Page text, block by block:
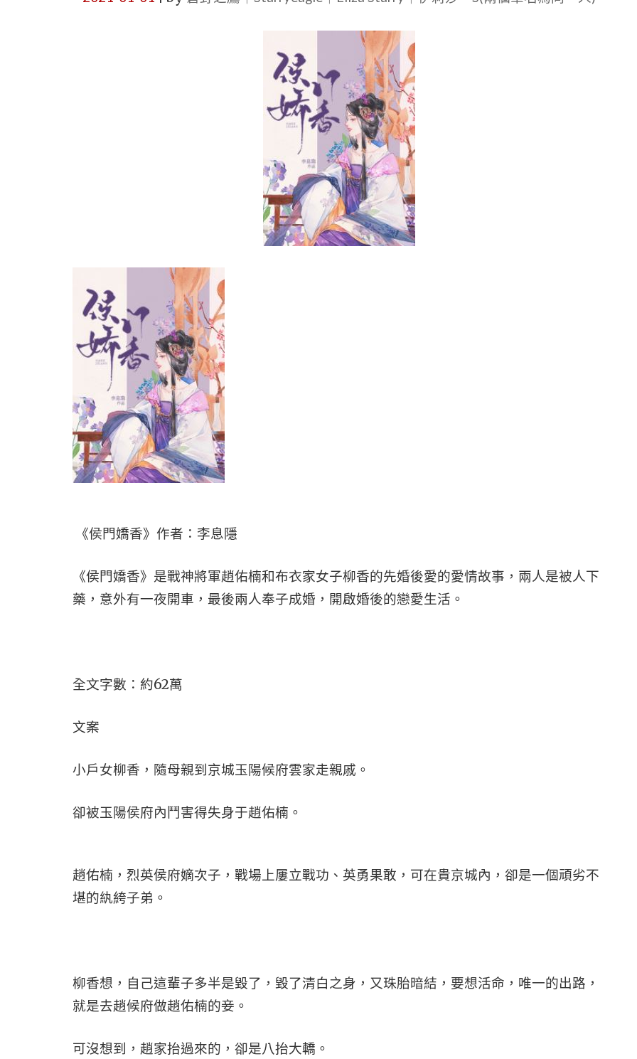
《侯門嬌香》作者：李息隱
《侯門嬌香》是戰神將軍趙佑楠和布衣家女子柳香的先婚後愛的愛情故事，兩人是被人下
藥，意外有一夜開車，最後兩人奉子成婚，開啟婚後的戀愛生活。
全文字數：約62萬
文案
小戶女柳香，隨母親到京城玉陽候府雲家走親戚。
卻被玉陽侯府內鬥害得失身于趙佑楠。
趙佑楠，烈英侯府嫡次子，戰場上屢立戰功、英勇果敢，可在貴京城內，卻是一個頑劣不
堪的紈絝子弟。
柳香想，自己這輩子多半是毀了，毀了清白之身，又珠胎暗結，要想活命，唯一的出路，
就是去趙候府做趙佑楠的妾。
可沒想到，趙家抬過來的，卻是八抬大轎。